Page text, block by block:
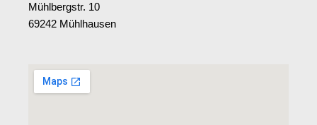
Mühlbergstr. 10
69242 Mühlhausen